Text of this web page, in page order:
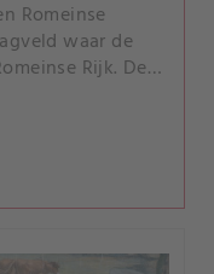
Romeinse
waar de
Rijk. De
Andrée wordt